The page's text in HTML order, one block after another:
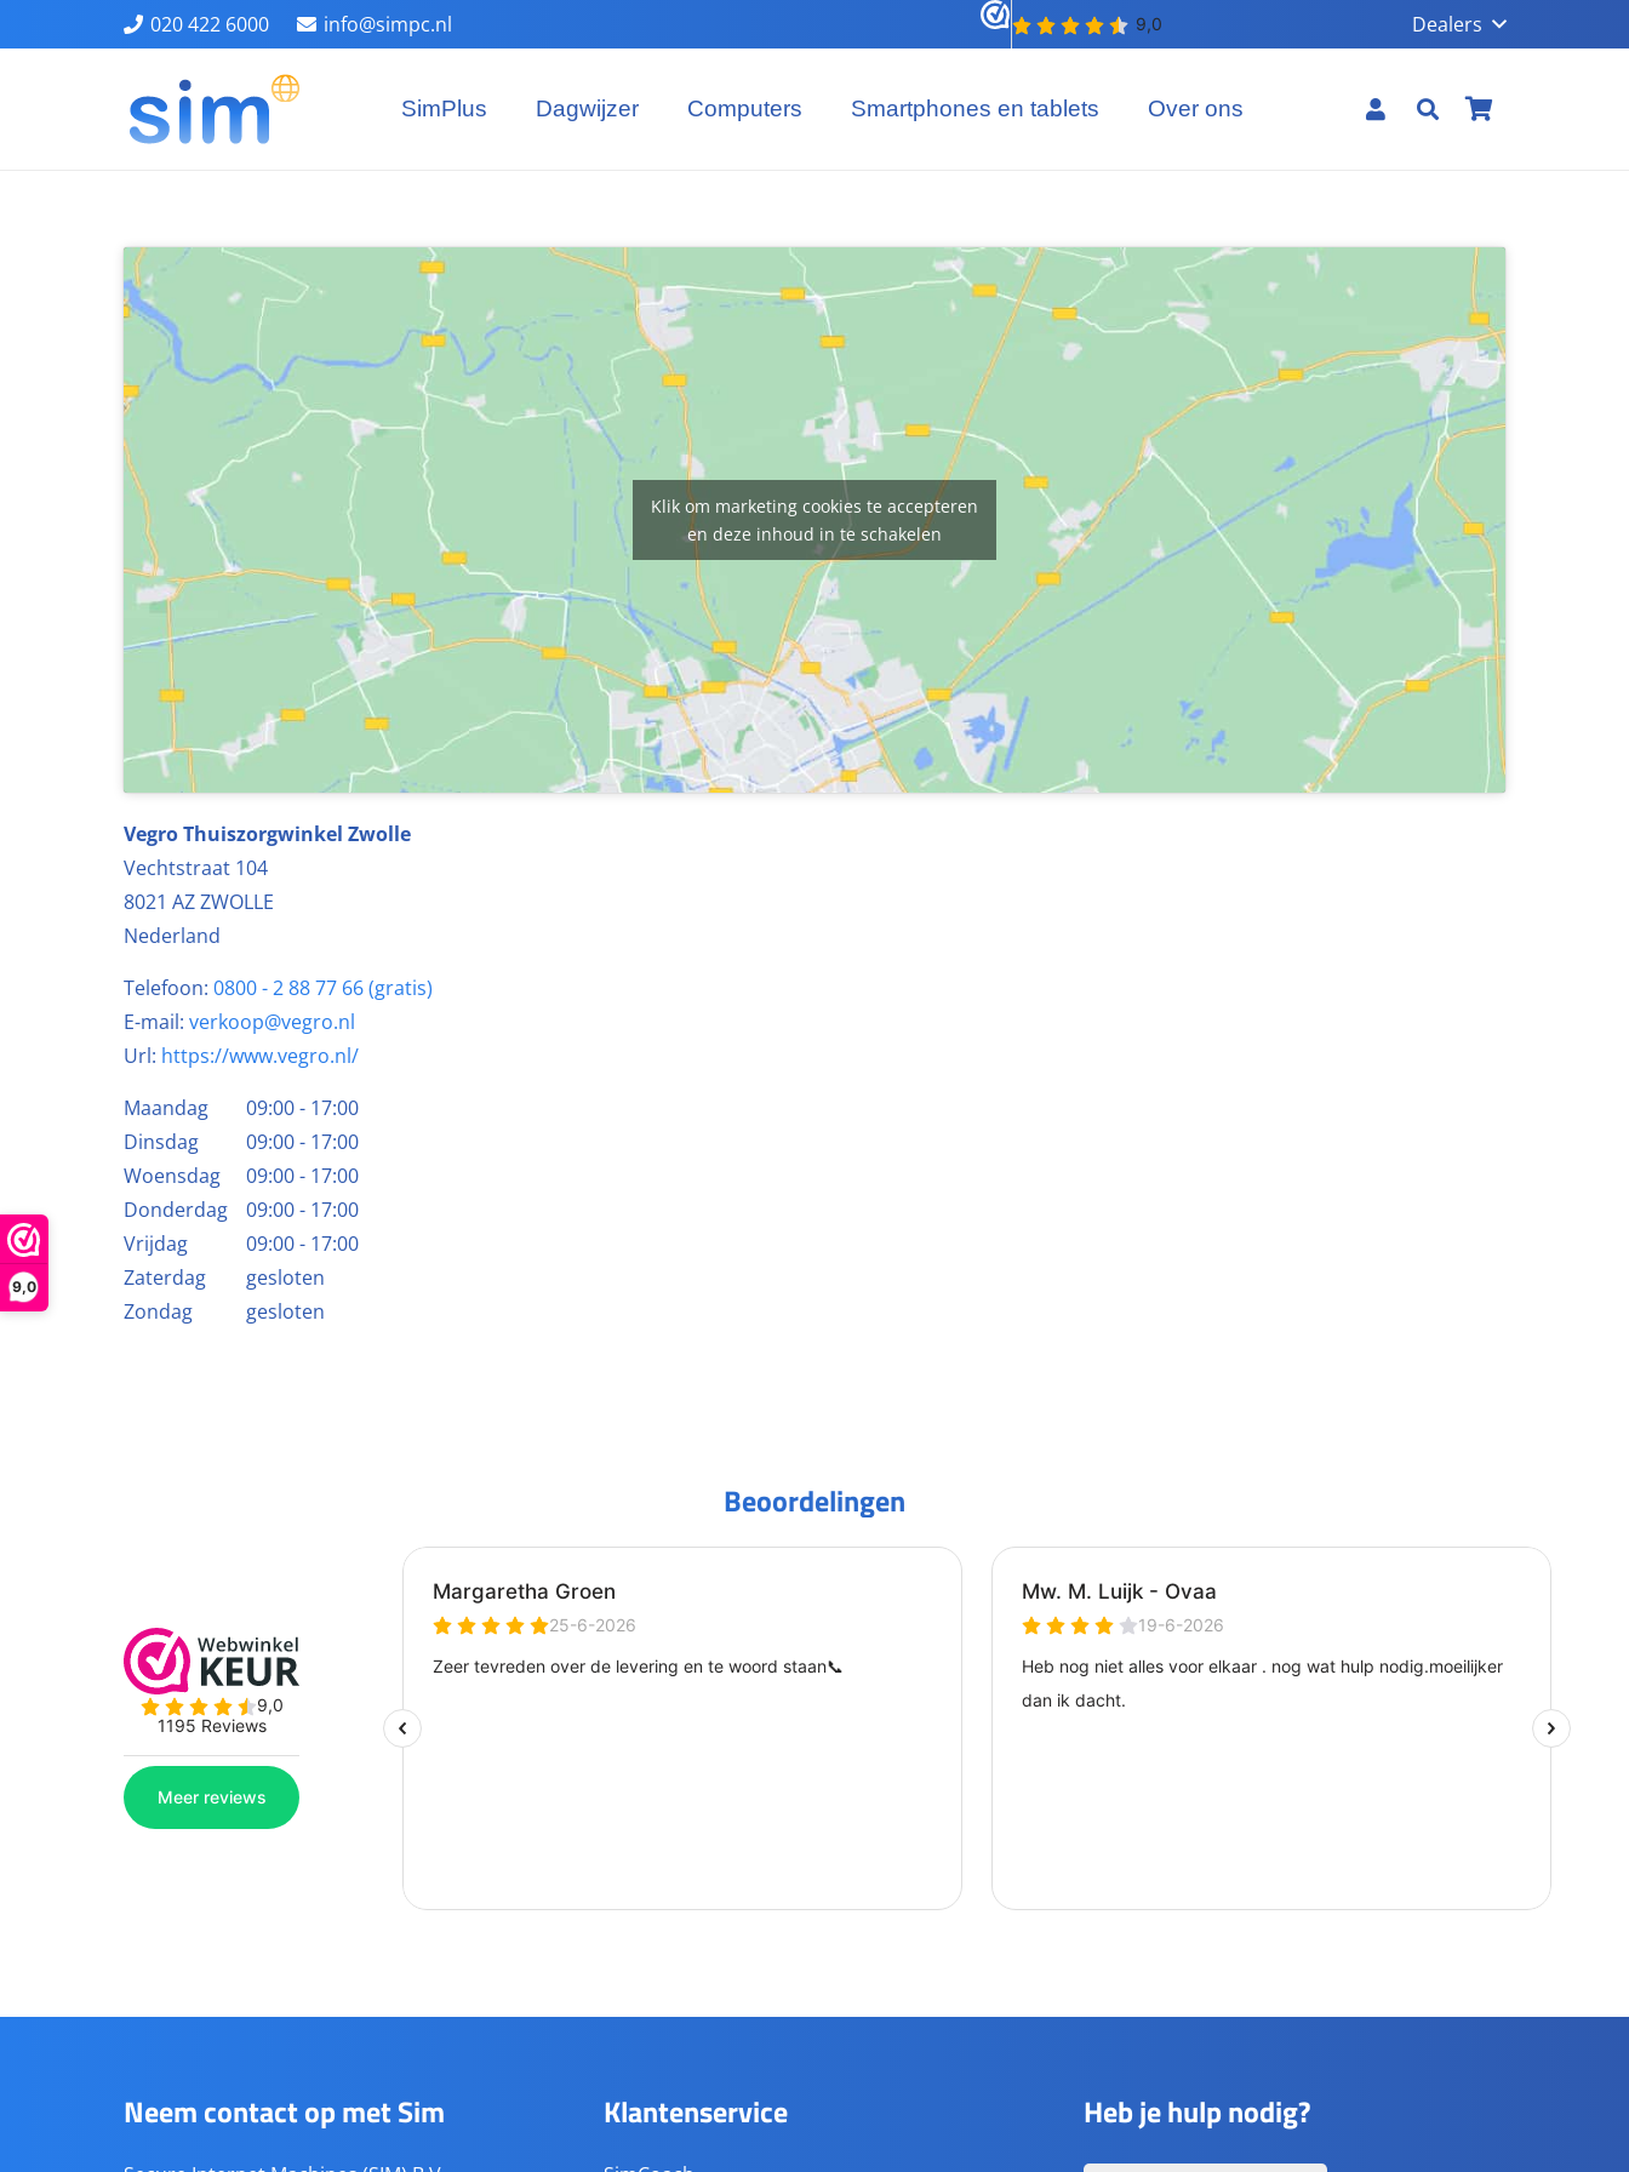
9,0
020 422 6000 info@simpc.nl Dealers
SimPlus Dagwijzer Computers Smartphones en tablets Over ons
Klik om marketing cookies te accepteren
en deze inhoud in te schakelen
Vegro Thuiszorgwinkel Zwolle
Vechtstraat 104
8021 AZZWOLLE
Nederland
Telefoon: 0800 - 2 88 77 66 (gratis)
E-mail: verkoop@vegro.nl
Url: https://www.vegro.nl/
Maandag
09:00 - 17:00
Dinsdag
09:00 - 17:00
Woensdag
09:00 - 17:00
Donderdag
09:00 - 17:00
Vrijdag
09:00 - 17:00
Zaterdag
gesloten
Zondag
gesloten
Beoordelingen
Neem contact op met Sim Klantenservice Heb je hulp nodig?